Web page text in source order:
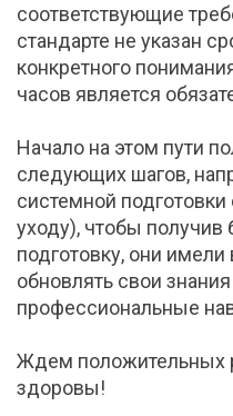
соответствующие
стандарте не указан
конкретного
часов является
Начало на этом пути
следующих шагов,
системной
уходу), чтобы
подготовку, они
обновлять свои
профессиональные
Ждем положительных
здоровы!